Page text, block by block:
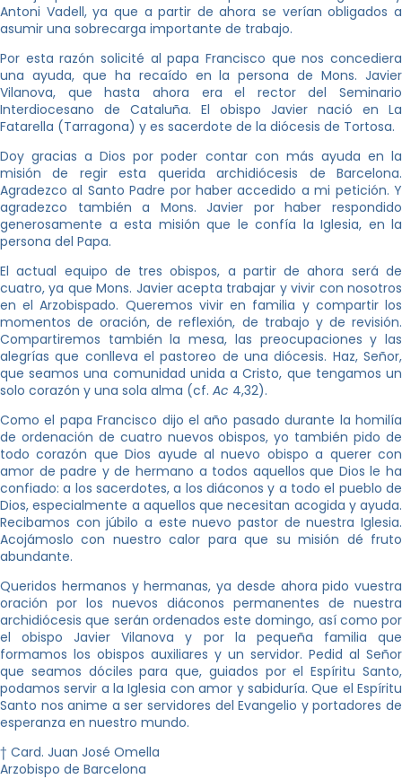
Antoni Vadell, ya que a partir de ahora se verían obligados a
asumir una sobrecarga importante de trabajo.
Por esta razón solicité al papa Francisco que nos concediera
una ayuda, que ha recaído en la persona de Mons. Javier
Vilanova, que hasta ahora era el rector del Seminario
Interdiocesano de Cataluña. El obispo Javier nació en La
Fatarella (Tarragona) y es sacerdote de la diócesis de Tortosa.
Doy gracias a Dios por poder contar con más ayuda en la
misión de regir esta querida archidiócesis de Barcelona.
Agradezco al Santo Padre por haber accedido a mi petición. Y
agradezco también a Mons. Javier por haber respondido
generosamente a esta misión que le confía la Iglesia, en la
persona del Papa.
El actual equipo de tres obispos, a partir de ahora será de
cuatro, ya que Mons. Javier acepta trabajar y vivir con nosotros
en el Arzobispado. Queremos vivir en familia y compartir los
momentos de oración, de reflexión, de trabajo y de revisión.
Compartiremos también la mesa, las preocupaciones y las
alegrías que conlleva el pastoreo de una diócesis. Haz, Señor,
que seamos una comunidad unida a Cristo, que tengamos un
solo corazón y una sola alma (cf. Ac 4,32).
Como el papa Francisco dijo el año pasado durante la homilía
de ordenación de cuatro nuevos obispos, yo también pido de
todo corazón que Dios ayude al nuevo obispo a querer con
amor de padre y de hermano a todos aquellos que Dios le ha
confiado: a los sacerdotes, a los diáconos y a todo el pueblo de
Dios, especialmente a aquellos que necesitan acogida y ayuda.
Recibamos con júbilo a este nuevo pastor de nuestra Iglesia.
Acojámoslo con nuestro calor para que su misión dé fruto
abundante.
Queridos hermanos y hermanas, ya desde ahora pido vuestra
oración por los nuevos diáconos permanentes de nuestra
archidiócesis que serán ordenados este domingo, así como por
el obispo Javier Vilanova y por la pequeña familia que
formamos los obispos auxiliares y un servidor. Pedid al Señor
que seamos dóciles para que, guiados por el Espíritu Santo,
podamos servir a la Iglesia con amor y sabiduría. Que el Espíritu
Santo nos anime a ser servidores del Evangelio y portadores de
esperanza en nuestro mundo.
† Card. Juan José Omella
Arzobispo de Barcelona